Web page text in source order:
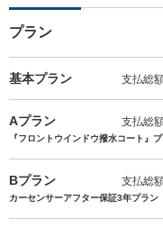
プラン
基本プラン 支払総
Aプラン 支払総
『フロントウインドウ撥水コート』
Bプラン 支払総
カーセンサーアフター保証3年プラン